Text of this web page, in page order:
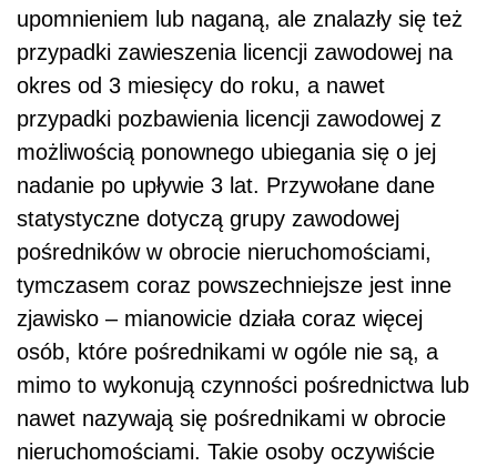
upomnieniem lub naganą, ale znalazły się też
przypadki zawieszenia licencji zawodowej na
okres od 3 miesięcy do roku, a nawet
przypadki pozbawienia licencji zawodowej z
możliwością ponownego ubiegania się o jej
nadanie po upływie 3 lat. Przywołane dane
statystyczne dotyczą grupy zawodowej
pośredników w obrocie nieruchomościami,
tymczasem coraz powszechniejsze jest inne
zjawisko – mianowicie działa coraz więcej
osób, które pośrednikami w ogóle nie są, a
mimo to wykonują czynności pośrednictwa lub
nawet nazywają się pośrednikami w obrocie
nieruchomościami. Takie osoby oczywiście